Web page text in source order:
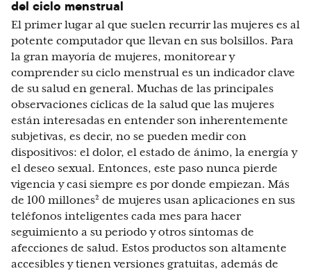
del ciclo menstrual
El primer lugar al que suelen recurrir las mujeres es al
potente computador que llevan en sus bolsillos. Para
la gran mayoría de mujeres, monitorear y
comprender su ciclo menstrual es un indicador clave
de su salud en general. Muchas de las principales
observaciones cíclicas de la salud que las mujeres
están interesadas en entender son inherentemente
subjetivas, es decir, no se pueden medir con
dispositivos: el dolor, el estado de ánimo, la energía y
el deseo sexual. Entonces, este paso nunca pierde
vigencia y casi siempre es por donde empiezan. Más
de 100 millones² de mujeres usan aplicaciones en sus
teléfonos inteligentes cada mes para hacer
seguimiento a su periodo y otros síntomas de
afecciones de salud. Estos productos son altamente
accesibles y tienen versiones gratuitas, además de